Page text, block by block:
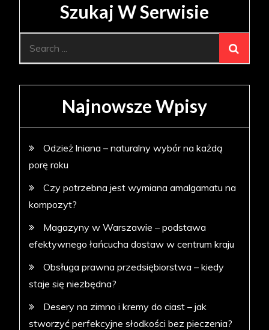
Szukaj W Serwisie
Najnowsze Wpisy
Odzież lniana – naturalny wybór na każdą
porę roku
Czy potrzebna jest wymiana amalgamatu na
kompozyt?
Magazyny w Warszawie – podstawa
efektywnego łańcucha dostaw w centrum kraju
Obsługa prawna przedsiębiorstwa – kiedy
staje się niezbędna?
Desery na zimno i kremy do ciast – jak
stworzyć perfekcyjne słodkości bez pieczenia?